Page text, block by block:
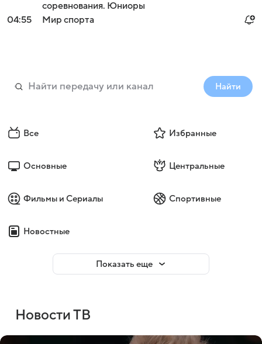
соревнования. Юниоры
04:55
Мир спорта
Найти
Все Избранные
Основные Центральные
Фильмы и Сериалы Спортивные
Новостные
Показать еще
Новости ТВ